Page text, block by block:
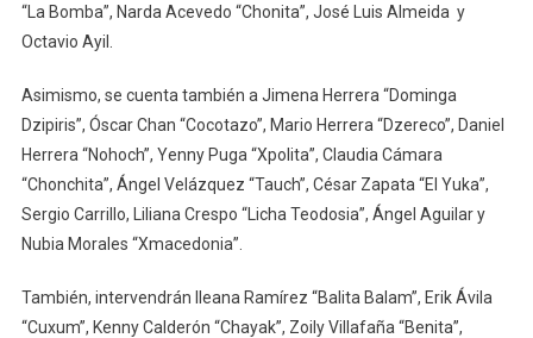
“La Bomba”, Narda Acevedo “Chonita”, José Luis Almeida y
Octavio Ayil.
Asimismo, se cuenta también a Jimena Herrera “Dominga
Dzipiris”, Óscar Chan “Cocotazo”, Mario Herrera “Dzereco”, Daniel
Herrera “Nohoch”, Yenny Puga “Xpolita”, Claudia Cámara
“Chonchita”, Ángel Velázquez “Tauch”, César Zapata “El Yuka”,
Sergio Carrillo, Liliana Crespo “Licha Teodosia”, Ángel Aguilar y
Nubia Morales “Xmacedonia”.
También, intervendrán Ileana Ramírez “Balita Balam”, Erik Ávila
“Cuxum”, Kenny Calderón “Chayak”, Zoily Villafaña “Benita”,